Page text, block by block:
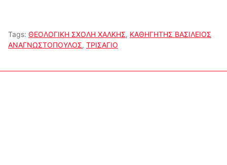
Tags: ΘΕΟΛΟΓΙΚΗ ΣΧΟΛΗ ΧΑΛΚΗΣ, ΚΑΘΗΓΗΤΗΣ ΒΑΣΙΛΕΙΟΣ
ΑΝΑΓΝΩΣΤΟΠΟΥΛΟΣ, ΤΡΙΣΑΓΙΟ